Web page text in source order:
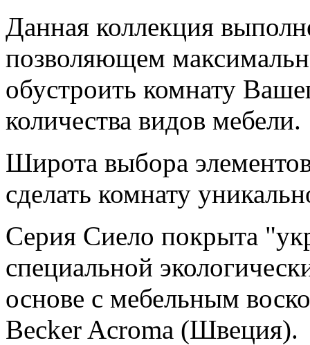
Данная коллекция
позволяющем
обустроить комнату
количества видов мебели.
Широта выбора
сделать комнату
Серия Сиело покрыта
специальной
основе с мебельным
Becker Acroma (Швеция).